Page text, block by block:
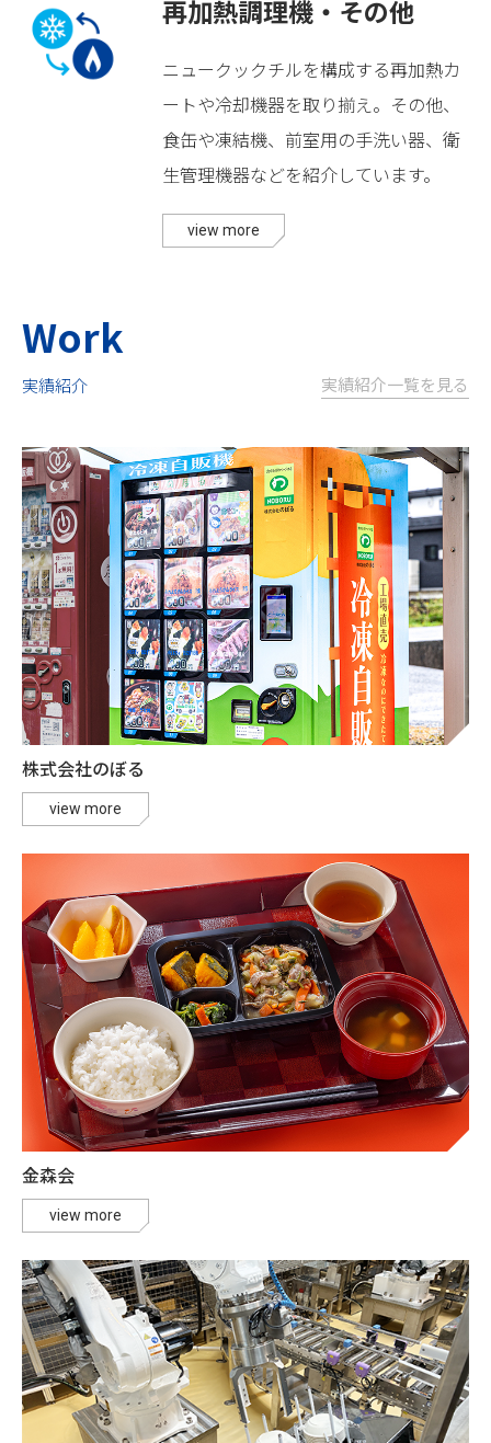
再加熱調理機・その他
ニュークックチルを構成する再加熱カ
ートや冷却機器を取り揃え。その他、
食缶や凍結機、前室用の手洗い器、衛
生管理機器などを紹介しています。
view more
Work
実績紹介 実績紹介一覧を見る
株式会社のぼる
view more
金森会
view more